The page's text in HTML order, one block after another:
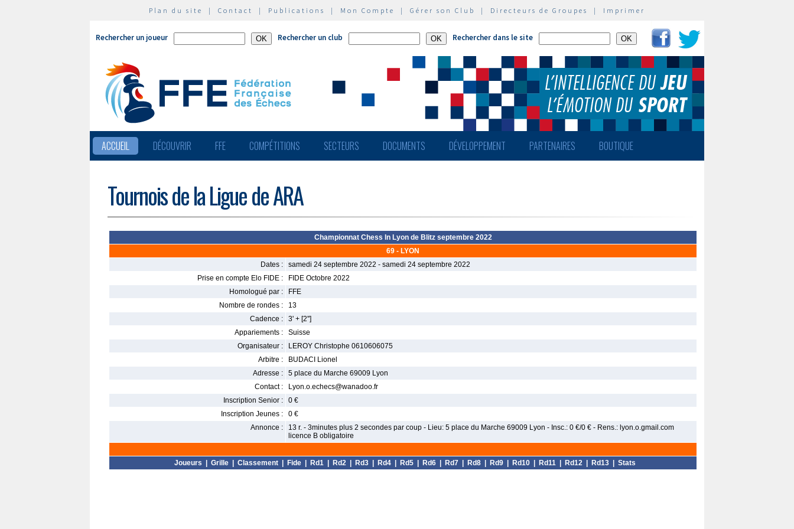
Plan du site | Contact | Publications | Mon Compte | Gérer son Club | Directeurs de Groupes | Imprimer
Rechercher un joueur Rechercher un club Rechercher dans le site
ACCUEIL DÉCOUVRIR FFE COMPÉTITIONS SECTEURS DOCUMENTS DÉVELOPPEMENT PARTENAIRES BOUTIQUE
Tournois de la Ligue de ARA
Championnat Chess In Lyon de Blitz septembre 2022
69 - LYON
Dates :
samedi 24 septembre 2022 - samedi 24 septembre 2022
Prise en compte Elo FIDE :
FIDE Octobre 2022
Homologué par :
FFE
Nombre de rondes :
13
Cadence :
3' + [2'']
Appariements :
Suisse
Organisateur :
LEROY Christophe 0610606075
Arbitre :
BUDACI Lionel
Adresse :
5 place du Marche 69009 Lyon
Contact :
Lyon.o.echecs@wanadoo.fr
Inscription Senior :
0 €
Inscription Jeunes :
0 €
Annonce :
13 r. - 3minutes plus 2 secondes par coup - Lieu: 5 place du Marche 69009 Lyon - Insc.: 0 €/0 € - Rens.: lyon.o.gmail.com
licence B obligatoire
Joueurs Grille| Classement| Fide| Rd1| Rd2| Rd3| Rd4| Rd5| Rd6| Rd7| Rd8| Rd9| Rd10| Rd11| Rd12| Rd13| Stats